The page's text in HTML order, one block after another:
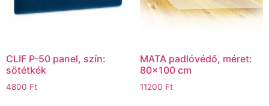
CLIF P-50 panel, szín:
sötétkék
4800 Ft
MATA padlóvédő, méret:
80×100 cm
11200 Ft